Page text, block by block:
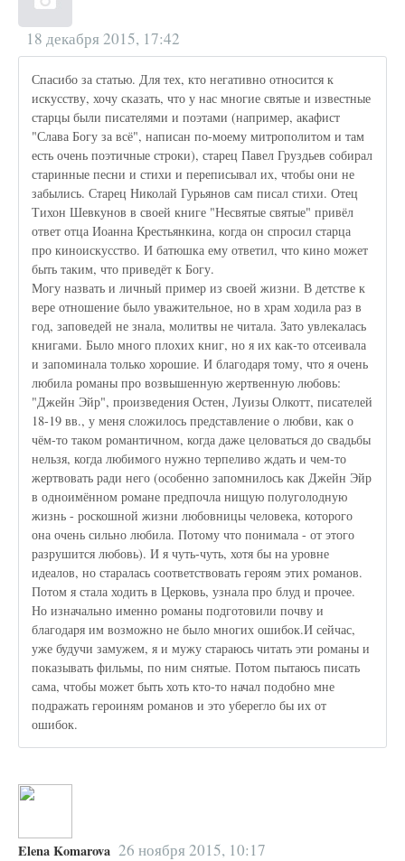
18 декабря 2015, 17:42
Спасибо за статью. Для тех, кто негативно относится к
искусству, хочу сказать, что у нас многие святые и известные
старцы были писателями и поэтами (например, акафист
"Слава Богу за всё", написан по-моему митрополитом и там
есть очень поэтичные строки), старец Павел Груздьев собирал
старинные песни и стихи и переписывал их, чтобы они не
забылись. Старец Николай Гурьянов сам писал стихи. Отец
Тихон Шевкунов в своей книге "Несвятые святые" привёл
ответ отца Иоанна Крестьянкина, когда он спросил старца
про киноискусство. И батюшка ему ответил, что кино может
быть таким, что приведёт к Богу.
Могу назвать и личный пример из своей жизни. В детстве к
вере отношение было уважительное, но в храм ходила раз в
год, заповедей не знала, молитвы не читала. Зато увлекалась
книгами. Было много плохих книг, но я их как-то отсеивала
и запоминала только хорошие. И благодаря тому, что я очень
любила романы про возвышенную жертвенную любовь:
"Джейн Эйр", произведения Остен, Луизы Олкотт, писателей
18-19 вв., у меня сложилось представление о любви, как о
чём-то таком романтичном, когда даже целоваться до свадьбы
нельзя, когда любимого нужно терпеливо ждать и чем-то
жертвовать ради него (особенно запомнилось как Джейн Эйр
в одноимённом романе предпочла нищую полуголодную
жизнь - роскошной жизни любовницы человека, которого
она очень сильно любила. Потому что понимала - от этого
разрушится любовь). И я чуть-чуть, хотя бы на уровне
идеалов, но старалась соответствовать героям этих романов.
Потом я стала ходить в Церковь, узнала про блуд и прочее.
Но изначально именно романы подготовили почву и
благодаря им возможно не было многих ошибок.И сейчас,
уже будучи замужем, я и мужу стараюсь читать эти романы и
показывать фильмы, по ним снятые. Потом пытаюсь писать
сама, чтобы может быть хоть кто-то начал подобно мне
подражать героиням романов и это уберегло бы их от
ошибок.
Elena Komarova 26 ноября 2015, 10:17